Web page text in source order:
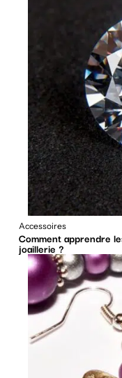
Accessoires
Comment apprendre
joaillerie ?